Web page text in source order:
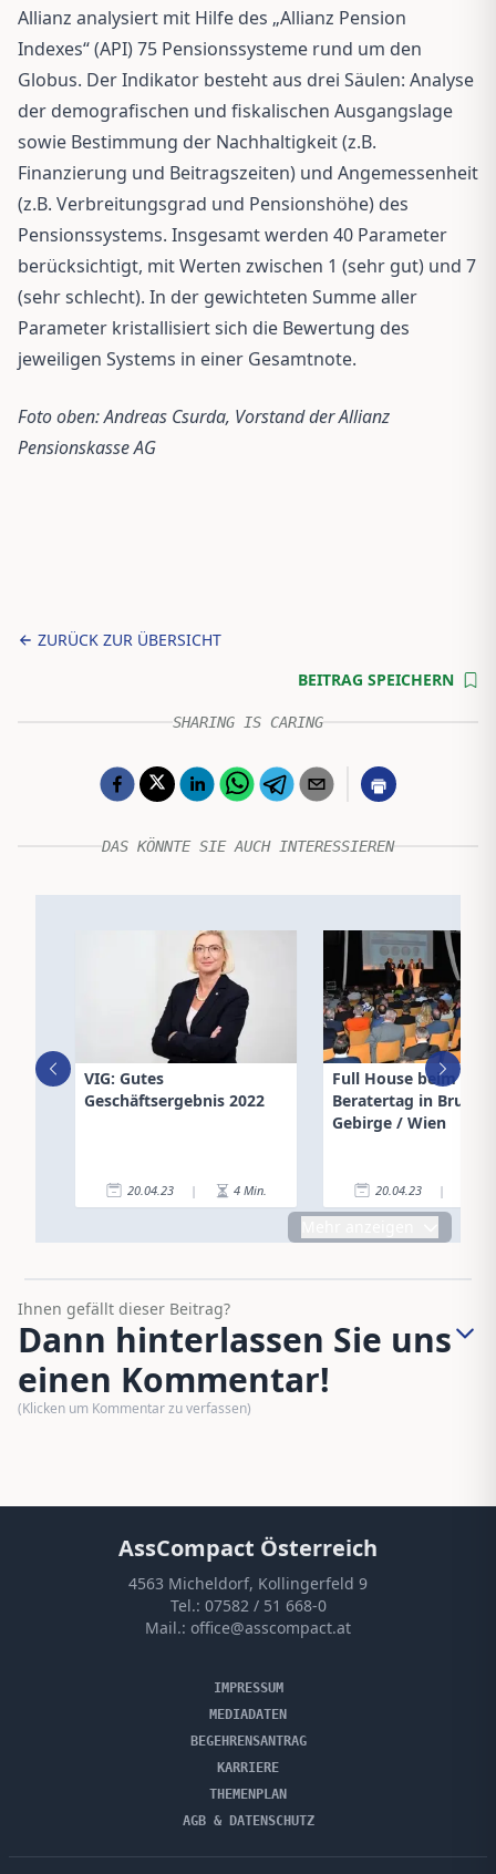
Allianz analysiert mit Hilfe des „Allianz Pension
Indexes“ (API) 75 Pensionssysteme rund um den
Globus. Der Indikator besteht aus drei Säulen: Analyse
der demografischen und fiskalischen Ausgangslage
sowie Bestimmung der Nachhaltigkeit (z.B.
Finanzierung und Beitragszeiten) und Angemessenheit
(z.B. Verbreitungsgrad und Pensionshöhe) des
Pensionssystems. Insgesamt werden 40 Parameter
berücksichtigt, mit Werten zwischen 1 (sehr gut) und 7
(sehr schlecht). In der gewichteten Summe aller
Parameter kristallisiert sich die Bewertung des
jeweiligen Systems in einer Gesamtnote.
Foto oben: Andreas Csurda, Vorstand der Allianz
Pensionskasse AG
ZURÜCK ZUR ÜBERSICHT
BEITRAG SPEICHERN
SHARING IS CARING
DAS KÖNNTE SIE AUCH INTERESSIEREN
VIG: Gutes
Geschäftsergebnis 2022
20.04.23 | 4 Min.
Full House beim
Beratertag in Brunn
Gebirge / Wien
20.04.23 |
Ihnen gefällt dieser Beitrag?
Dann hinterlassen Sie uns
einen Kommentar!
(Klicken um Kommentar zu verfassen)
AssCompact Österreich
4563 Micheldorf, Kollingerfeld 9
Tel.: 07582 / 51 668-0
Mail.: office@asscompact.at
IMPRESSUM
MEDIADATEN
BEGEHRENSANTRAG
KARRIERE
THEMENPLAN
AGB & DATENSCHUTZ